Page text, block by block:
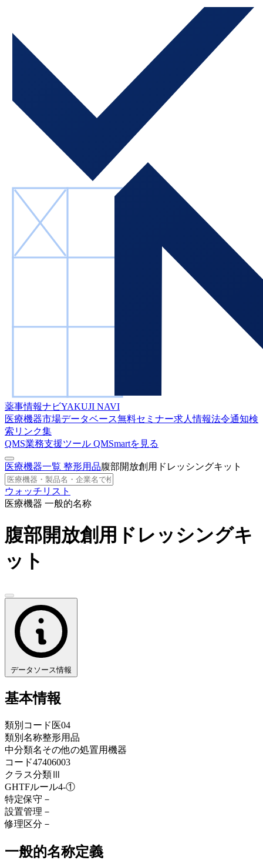
薬事情報ナビYAKUJI NAVI
医療機器市場データベース無料セミナー求人情報法令通知検
索 リンク集
QMS業務支援ツール QMSmartを見る
医療機器一覧 整形用品腹部開放創用ドレッシングキット
ウォッチリスト
医療機器 一般的名称
腹部開放創用ドレッシングキ
ット
データソース情報
基本情報
類別コード 医04
類別名称整形用品
中分類名その他の処置用機器
コード47406003
クラス分類Ⅲ
GHTFルール4-①
特定保守 －
設置管理 －
修理区分 －
一般的名称定義